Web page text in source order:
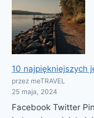
10 najpiękniejszych
przez meTRAVEL
25 maja, 2024
Facebook Twitter